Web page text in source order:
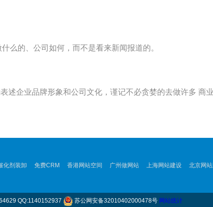
么的、公司如何，而不是看来新闻报道的。
述企业品牌形象和公司文化，谨记不必贪婪的去做许多 商
化剂装卸 免费CRM 香港网站空间 广州做网站 上海网站建设
北京网
QQ:1140152937 苏公网安备32010402000478号 网站统计